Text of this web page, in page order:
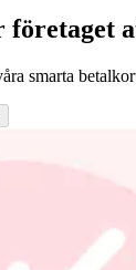
smarta